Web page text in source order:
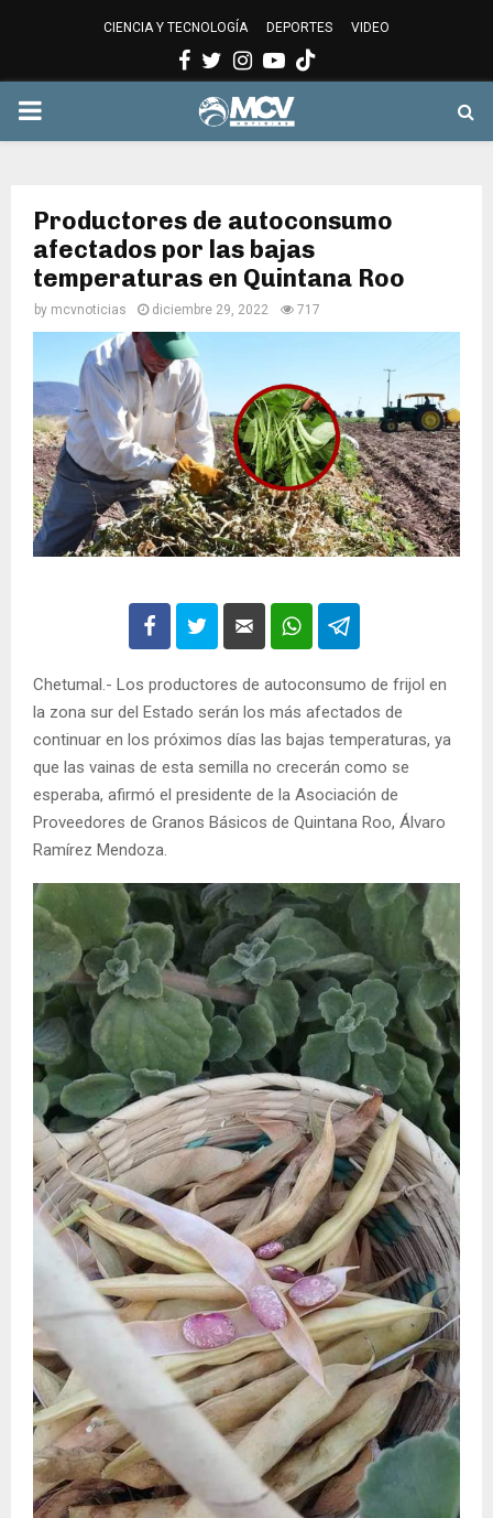
CIENCIA Y TECNOLOGÍA DEPORTES VIDEO
Facebook
Twitter
Instagram
Youtube
PRIMARY
Productores de autoconsumo
afectados por las bajas
temperaturas en Quintana Roo
by mcvnoticias diciembre 29, 2022 717
Chetumal.- Los productores de autoconsumo de frijol en
la zona sur del Estado serán los más afectados de
continuar en los próximos días las bajas temperaturas, ya
que las vainas de esta semilla no crecerán como se
esperaba, afirmó el presidente de la Asociación de
Proveedores de Granos Básicos de Quintana Roo, Álvaro
Ramírez Mendoza.